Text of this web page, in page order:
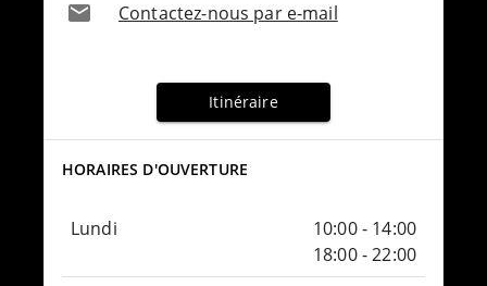
Contactez-nous par e-mail
Itinéraire
HORAIRES D'OUVERTURE
Lundi
10:00 - 14:00
18:00 - 22:00